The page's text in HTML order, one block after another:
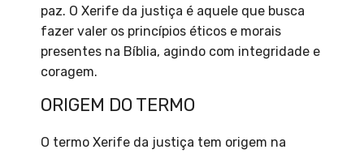
paz. O Xerife da justiça é aquele que busca
fazer valer os princípios éticos e morais
presentes na Bíblia, agindo com integridade e
coragem.
ORIGEM DO TERMO
O termo Xerife da justiça tem origem na